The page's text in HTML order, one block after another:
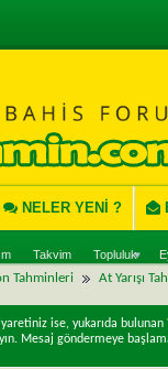
Takvim Topluluk
NELER YENI ?
Tahminleri At Yarışı
ise, yukarıda bulunan
Mesaj göndermeye